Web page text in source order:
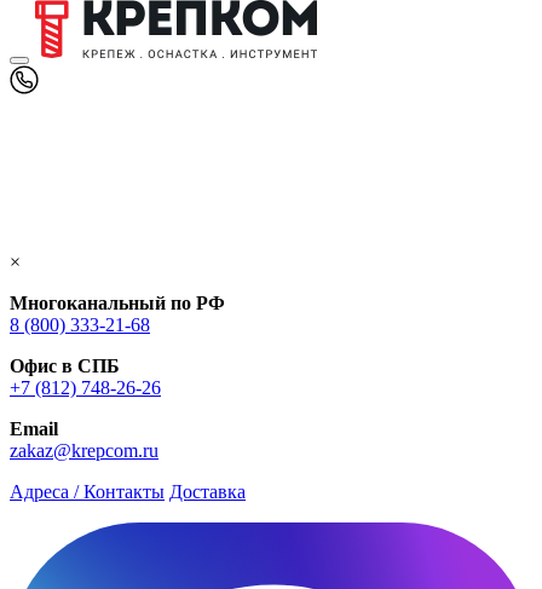
×
Многоканальный по РФ
8 (800) 333‑21-68
Офис в СПБ
+7 (812) 748‑26-26
Email
zakaz@krepcom.ru
Адреса / Контакты Доставка